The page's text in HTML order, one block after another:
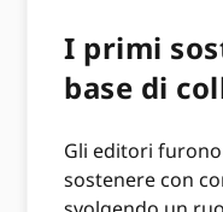
I primi
base di
Gli editori
sostenere con